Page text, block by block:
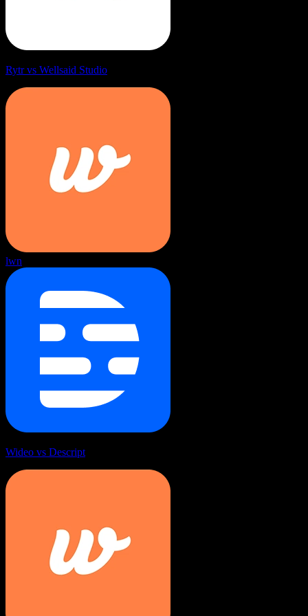
Rytr vs Wellsaid Studio
lwn
Wideo vs Descript